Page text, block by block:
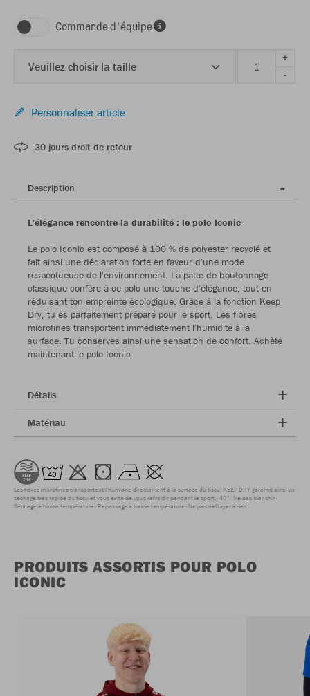
Commande d'équipe
Veuillez choisir la taille
+
-
Personnaliser article
30 jours droit de retour
Description
L'élégance rencontre la durabilité : le polo Iconic
Le polo Iconic est composé à 100 % de polyester recyclé et
fait ainsi une déclaration forte en faveur d'une mode
respectueuse de l'environnement. La patte de boutonnage
classique confère à ce polo une touche d'élégance, tout en
réduisant ton empreinte écologique. Grâce à la fonction Keep
Dry, tu es parfaitement préparé pour le sport. Les fibres
microfines transportent immédiatement l'humidité à la
surface. Tu conserves ainsi une sensation de confort. Achète
maintenant le polo Iconic.
Détails
Matériau
Les fibres microfines transportent l'humidité directement à la surface du tissu. KEEP DRY garantit ainsi un
séchage très rapide du tissu et vous évite de vous refroidir pendant le sport. 40° Ne pas blanchir
Séchage à basse température Repassage à basse température Ne pas nettoyer à sec
PRODUITS ASSORTIS POUR POLO
ICONIC